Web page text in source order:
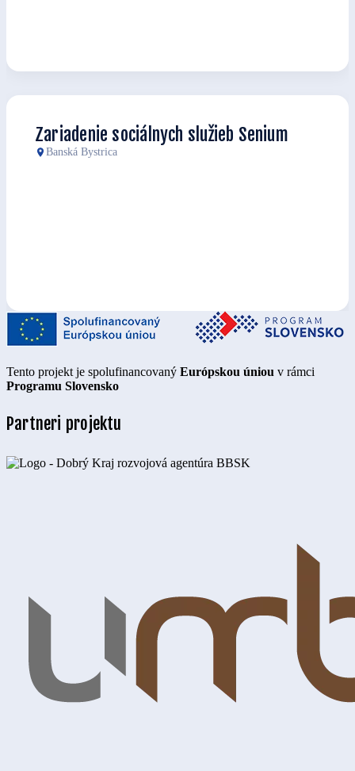
Zariadenie sociálnych služieb Senium
Banská Bystrica
Tento projekt je spolufinancovaný Európskou úniou v rámci
Programu Slovensko
Partneri projektu